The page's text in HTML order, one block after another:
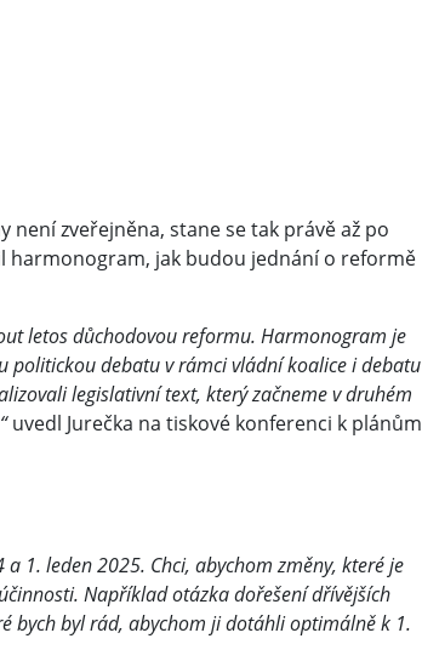
zveřejněna, stane se tak právě až po
harmonogram, jak budou jednání o reformě
letos důchodovou reformu. Harmonogram je
politickou debatu v rámci vládní koalice i debatu
legislativní text, který začneme v druhém
uvedl Jurečka na tiskové konferenci k plánům
1. leden 2025. Chci, abychom změny, které je
Například otázka dořešení dřívějších
bych byl rád, abychom ji dotáhli optimálně k 1.